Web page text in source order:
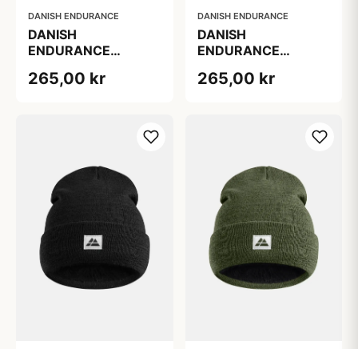
DANISH ENDURANCE
DANISH
ENDURANCE
Blå
265,00 kr
DANISH ENDURANCE
DANISH
ENDURANCE
Mørkegrå 100%
265,00 kr